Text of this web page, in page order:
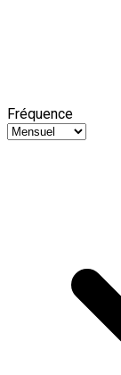
Fréquence